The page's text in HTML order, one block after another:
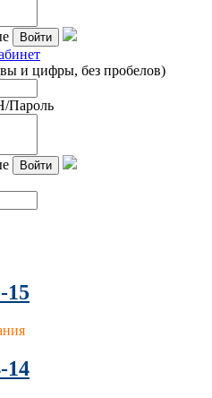
Войти
и цифры, без пробелов)
Войти
15
14